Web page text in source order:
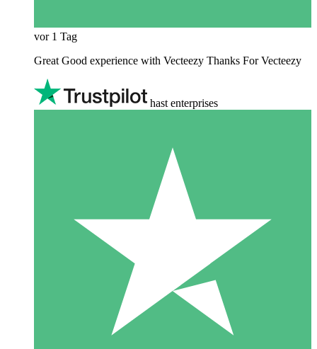
vor 1 Tag
Great Good experience with Vecteezy Thanks For Vecteezy
hast enterprises